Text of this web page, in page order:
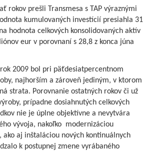
rokov prešli Transmesa s TAP výraznými
kumulovaných investícií presiahla 31
hodnota celkových konsolidovaných aktív
eur v porovnaní s 28,8 z konca júna
2009 bol pri päťdesiatpercentnom
najhorším a zároveň jediným, v ktorom
strata. Porovnanie ostatných rokov či už
prípadne dosiahnutých celkových
nie je úplne objektívne a nevytvára
vývoja, nakoľko modernizáciou
ako aj inštaláciou nových kontinuálnych
k postupnej zmene vyrábaného